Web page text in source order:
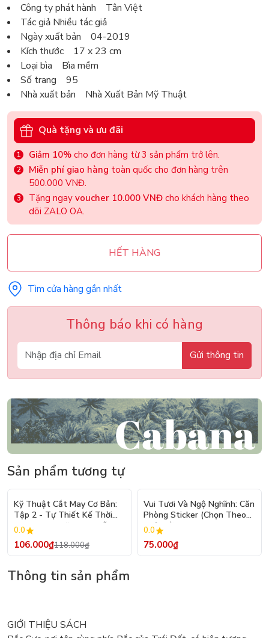
Công ty phát hành Tân Việt
Tác giả Nhiều tác giả
Ngày xuất bản 04-2019
Kích thước 17 x 23 cm
Loại bìa Bìa mềm
Số trang 95
Nhà xuất bản Nhà Xuất Bản Mỹ Thuật
Quà tặng và ưu đãi
Giảm 10% cho đơn hàng từ 3 sản phẩm trở lên.
Miễn phí giao hàng toàn quốc cho đơn hàng trên
500.000 VNĐ.
Tặng ngay voucher 10.000 VNĐ cho khách hàng theo
dõi ZALO OA.
HẾT HÀNG
Tìm cửa hàng gần nhất
Thông báo khi có hàng
Gửi thông tin
Sản phẩm tương tự
- 10%
Kỹ Thuật Cắt May Cơ Bản:
Tập 2 - Tự Thiết Kế Thời
Trang Nam Nữ - Tạo Mẫu
Rập - Kỹ Thuật Nhảy Size
0.0
106.000₫118.000₫
Vui Tươi Và Ngộ Nghĩnh: Căn
Phòng Sticker (Chọn Theo
Chủ Đề) - Hơn 250 Sticker
0.0
75.000₫
Thông tin sản phẩm
GIỚI THIỆU SÁCH